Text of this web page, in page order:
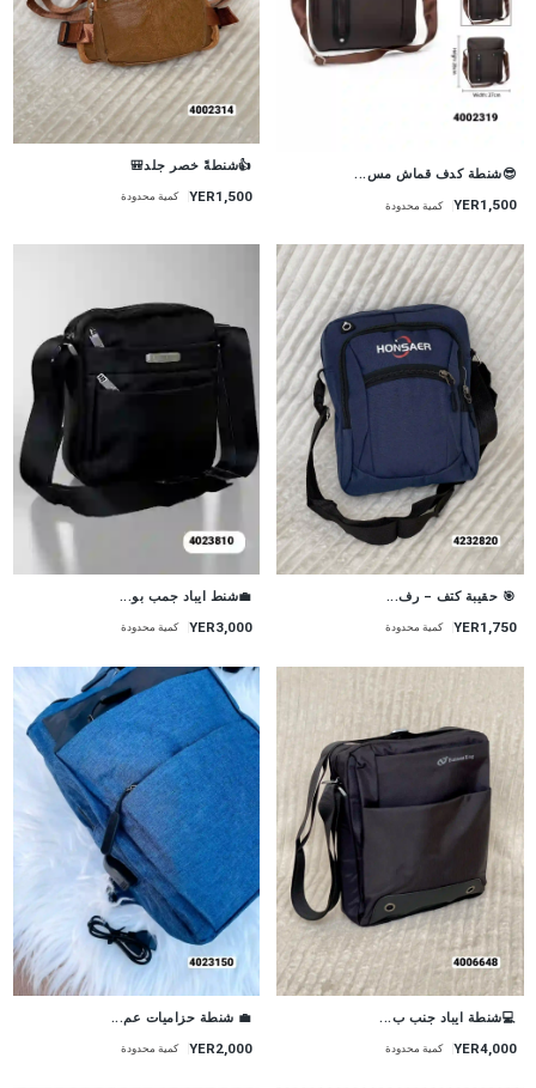
😎شنطة كدف قماش مس...
YER1,500 كمية محدودة
👍شنطةً خصر جلد🎒
YER1,500 كمية محدودة
🎯 حقيبة كتف – رف...
YER1,750 كمية محدودة
💼شنط ايباد جمب بو...
YER3,000 كمية محدودة
💻شنطة ايباد جنب ب...
YER4,000 كمية محدودة
💼 شنطة حزاميات عم...
YER2,000 كمية محدودة